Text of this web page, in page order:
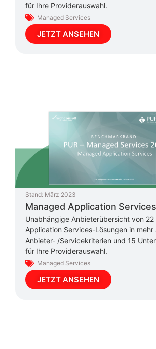
für Ihre Providerauswahl.
Managed Services
JETZT ANSEHEN
Stand: März 2023
Managed Application
Unabhängige Anbieterübersicht von 22
Application Services-Lösungen in mehr
Anbieter- /Servicekriterien und 15
für Ihre Providerauswahl.
Managed Services
JETZT ANSEHEN